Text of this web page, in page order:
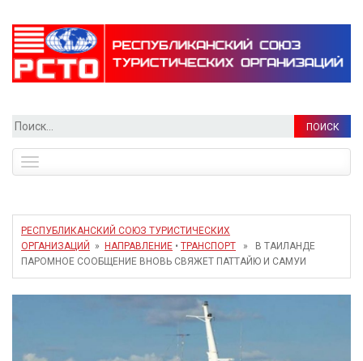
Найти:
navigation
РЕСПУБЛИКАНСКИЙ СОЮЗ ТУРИСТИЧЕСКИХ
ОРГАНИЗАЦИЙ
» НАПРАВЛЕНИЕ • ТРАНСПОРТ » В ТАИЛАНДЕ
ПАРОМНОЕ СООБЩЕНИЕ ВНОВЬ СВЯЖЕТ ПАТТАЙЮ И САМУИ